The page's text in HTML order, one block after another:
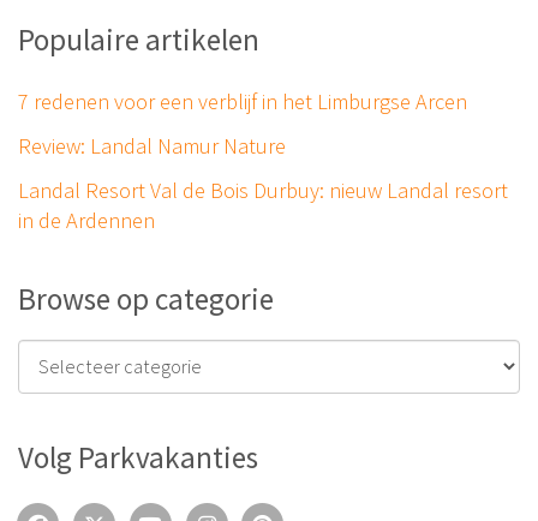
Populaire artikelen
7 redenen voor een verblijf in het Limburgse Arcen
Review: Landal Namur Nature
Landal Resort Val de Bois Durbuy: nieuw Landal resort
in de Ardennen
Browse op categorie
Volg Parkvakanties